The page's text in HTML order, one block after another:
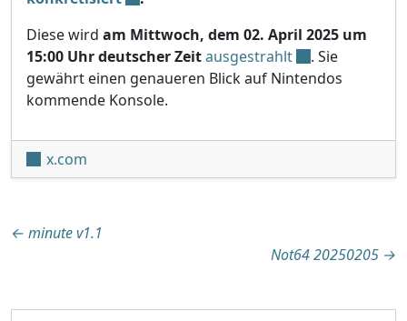
Diese wird am Mittwoch, dem 02. April 2025 um
15:00 Uhr deutscher Zeitausgestrahlt
. Sie
gewährt einen genaueren Blick auf Nintendos
kommende Konsole.
x.com
Beitragsnavigation
← minute v1.1
Not64 20250205 →